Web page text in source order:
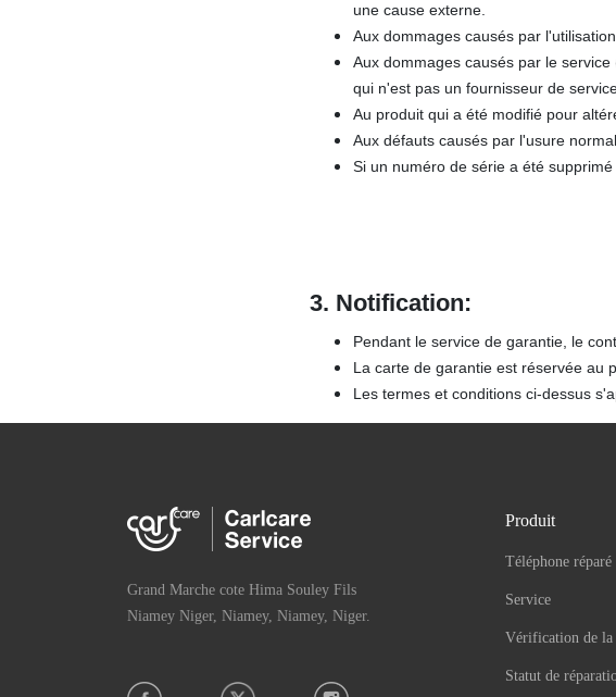
une cause externe.
Aux dommages causés par
Aux dommages causés par le
qui n'est pas un fournisseur de
Au produit qui a été modifié pour
Aux défauts causés par l'usure
Si un numéro de série a été
3. Notification:
Pendant le service de garantie, le
La carte de garantie est réservée au
Les termes et conditions ci-dessus
Grand Marche cote Hima Souley Fils
Niamey Niger, Niamey, Niamey, Niger.
Produit
Téléphone réparé
Service
Vérification de la
Statut de